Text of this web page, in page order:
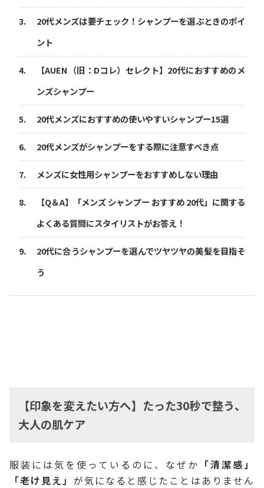
20代メンズは要チェック！シャンプーを選ぶときのポイ
ント
【AUEN（旧：Dコレ）セレクト】20代におすすめのメ
ンズシャンプー
20代メンズにおすすめの使いやすいシャンプー15選
20代メンズがシャンプーをする際に注意すべき点
メンズに女性用シャンプーをおすすめしない理由
【Q＆A】「メンズ シャンプー おすすめ 20代」に関する
よくある質問にスタイリストがお答え！
20代に合うシャンプーを選んでツヤツヤの美髪を目指そ
う
【印象を変えたい方へ】たった30秒で整う、
大人の肌ケア
服装には気を使っているのに、なぜか 「清潔感」
「老け見え」 が気になると感じたことはありません